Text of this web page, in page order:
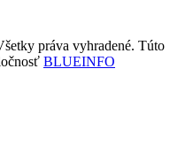
práva vyhradené. Túto
BLUEINFO